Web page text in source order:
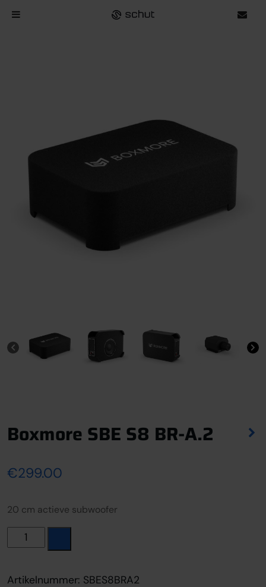
Boxmore SBE S8 BR-A.2
€299.00
20 cm actieve subwoofer
Boxmore SBE S8 BR-A.2 aantal
Artikelnummer: SBES8BRA2